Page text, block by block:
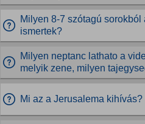
Milyen 8-7 szótagú
ismertek?
Milyen neptanc lathato a
melyik zene, milyen
Mi az a Jerusalema kihívás?